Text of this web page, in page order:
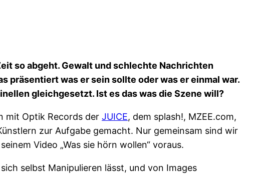
so abgeht. Gewalt und schlechte Nachrichten
präsentiert was er sein sollte oder was er einmal war.
gleichgesetzt. Ist es das was die Szene will?
mit Optik Records der JUICE, dem splash!, MZEE.com,
zur Aufgabe gemacht. Nur gemeinsam sind wir
Video „Was sie hörn wollen“ voraus.
selbst Manipulieren lässt, und von Images